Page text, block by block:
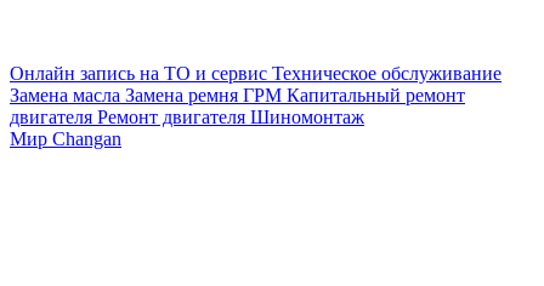
Онлайн запись на ТО и сервис Техническое обслуживание
Замена масла Замена ремня ГРМ Капитальный ремонт
двигателя Ремонт двигателя Шиномонтаж
Мир Changan